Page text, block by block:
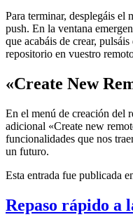
Para terminar, desplegáis el
push. En la ventana
que acabáis de crear,
repositorio en vuestro
«Create New
En el menú de creación del
adicional «Create new
funcionalidades que nos
un futuro.
Esta entrada fue publicada
Repaso rápido a